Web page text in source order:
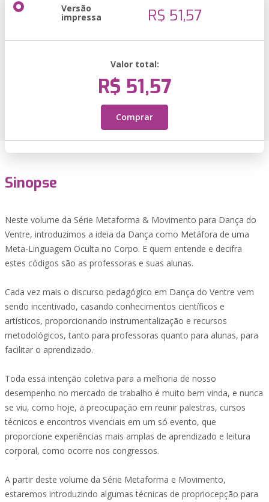
Versão
impressa R$ 51,57
Valor total:
R$ 51,57
Comprar
Sinopse
Neste volume da Série Metaforma & Movimento para Dança do
Ventre, introduzimos a ideia da Dança como Metáfora de uma
Meta-Linguagem Oculta no Corpo. E quem entende e decifra
estes códigos são as professoras e suas alunas.
Cada vez mais o discurso pedagógico em Dança do Ventre vem
sendo incentivado, casando conhecimentos científicos e
artísticos, proporcionando instrumentalização e recursos
metodológicos, tanto para professoras quanto para alunas, para
facilitar o aprendizado.
Toda essa intenção coletiva para a melhoria de nosso
desempenho no mercado de trabalho é muito bem vinda, e nunca
se viu, como hoje, a preocupação em reunir palestras, cursos
técnicos e encontros vivenciais em um só evento, que
proporcione experiências mais amplas de aprendizado e leitura
corporal, como ocorre nos congressos.
A partir deste volume da Série Metaforma e Movimento,
estaremos introduzindo algumas técnicas de propriocepção para